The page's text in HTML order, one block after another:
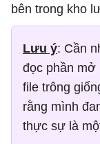
bên trong kho
Lưu ý: Cần
đọc phần mở
file trông
rằng mình
thực sự là